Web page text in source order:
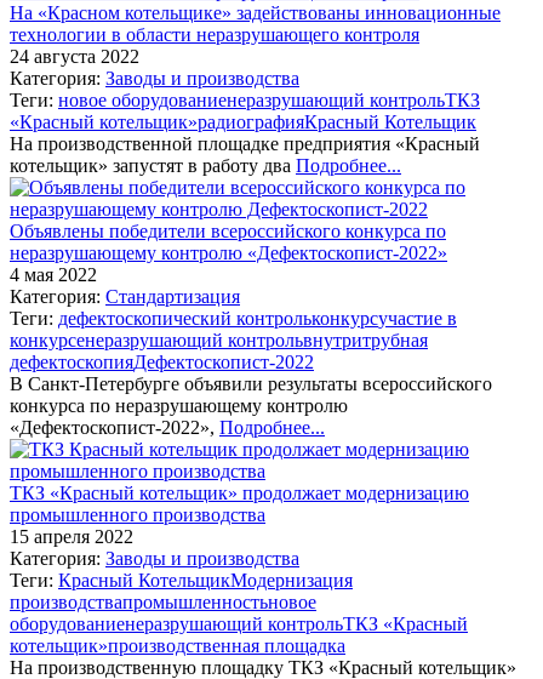
На «Красном котельщике» задействованы инновационные
технологии в области неразрушающего контроля
24 августа 2022
Категория: Заводы и производства
Теги: новое оборудованиенеразрушающий контрольТКЗ
«Красный котельщик»радиографияКрасный Котельщик
На производственной площадке предприятия «Красный
котельщик» запустят в работу два Подробнее...
Объявлены победители всероссийского конкурса по
неразрушающему контролю «Дефектоскопист-2022»
4 мая 2022
Категория: Стандартизация
Теги: дефектоскопический контрольконкурсучастие в
конкурсенеразрушающий контрольвнутритрубная
дефектоскопияДефектоскопист-2022
В Санкт-Петербурге объявили результаты всероссийского
конкурса по неразрушающему контролю
«Дефектоскопист-2022», Подробнее...
ТКЗ «Красный котельщик» продолжает модернизацию
промышленного производства
15 апреля 2022
Категория: Заводы и производства
Теги: Красный КотельщикМодернизация
производствапромышленностьновое
оборудованиенеразрушающий контрольТКЗ «Красный
котельщик»производственная площадка
На производственную площадку ТКЗ «Красный котельщик»